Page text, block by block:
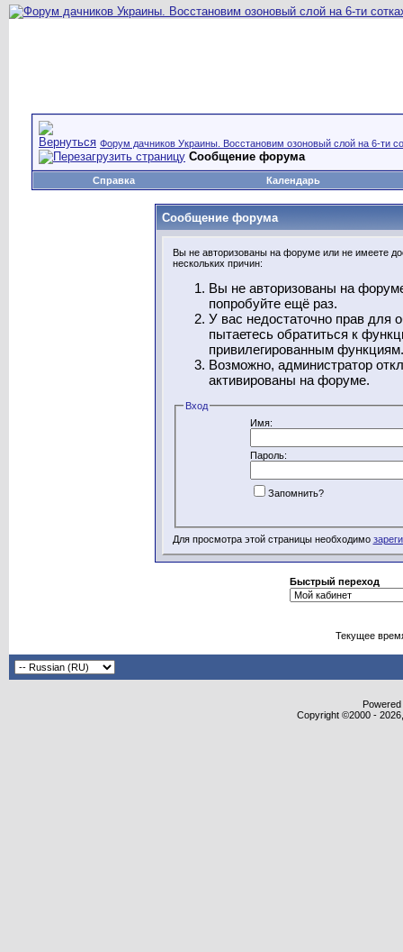
Форум дачников Украины. Восстановим озоновый слой на 6-ти
Сообщение форума
Справка Календарь
Сообщение форума
Вы не авторизованы на форуме или не имеете
нескольких причин:
Вы не авторизованы на
попробуйте ещё раз.
У вас недостаточно прав для
пытаетесь обратиться к
привилегированным функциям.
Возможно, администратор
активированы на форуме.
Вход
Имя:
Пароль:
Запомнить?
Для просмотра этой страницы необходимо
Быстрый переход
Текущее
Copyright ©2000 -